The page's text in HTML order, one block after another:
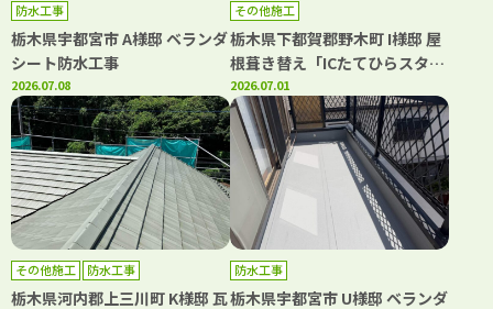
防水工事
栃木県宇都宮市 A様邸 ベランダ
シート防水工事
2026.07.08
その他施工
栃木県下都賀郡野木町 I様邸 屋
根葺き替え「ICたてひらスタン
ビー・横暖ルーフαS」
2026.07.01
その他施工 防水工事
栃木県河内郡上三川町 K様邸 瓦
防水工事
栃木県宇都宮市 U様邸 ベランダ